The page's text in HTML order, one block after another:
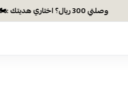
وصلتي 300 ريال؟ اختاري هديتك :🏍 شحن مجاني بكود N28 أو 💸خصم بكود EID26